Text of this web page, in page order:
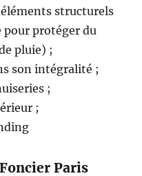
structurels
pour protéger du
pluie) ;
son intégralité ;
;
;
Paris